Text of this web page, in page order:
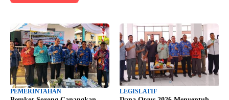
PEMERINTAHAN LEGISLATIF